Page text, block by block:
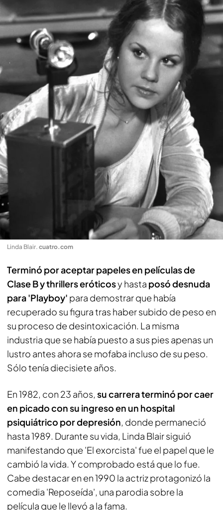
Linda Blair. cuatro.com
Terminó por aceptar papeles en películas de
Clase B y thrillers eróticosy hasta posó desnuda
para 'Playboy' para demostrar que había
recuperado su figura tras haber subido de peso en
su proceso de desintoxicación. La misma
industria que se había puesto a sus pies apenas un
lustro antes ahora se mofaba incluso de su peso.
Sólo tenía diecisiete años.
En 1982, con 23 años, su carrera terminó por caer
en picado con su ingreso en un hospital
psiquiátrico por depresión, donde permaneció
hasta 1989. Durante su vida, Linda Blair siguió
manifestando que 'El exorcista' fue el papel que le
cambió la vida. Y comprobado está que lo fue.
Cabe destacar en en 1990 la actriz protagonizó la
comedia 'Reposeída', una parodia sobre la
película que le llevó a la fama.